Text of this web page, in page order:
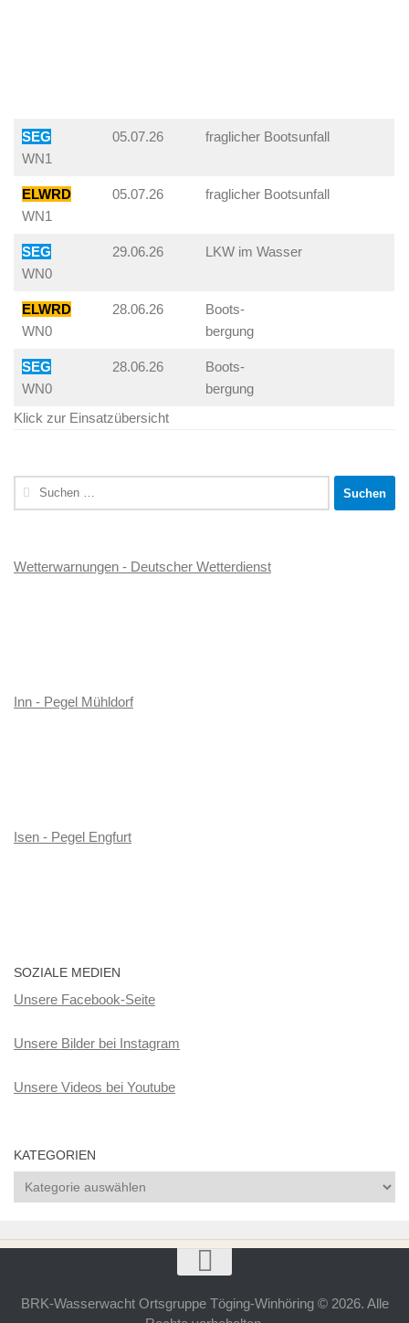
SEG
WN1
05.07.26 fraglicher Bootsunfall
ELWRD
WN1
05.07.26 fraglicher Bootsunfall
SEG
WN0
29.06.26 LKW im Wasser
ELWRD
WN0
28.06.26
Boots-
bergung
SEG
WN0
28.06.26
Boots-
bergung
Klick zur Einsatzübersicht
Suchen
nach:
Wetterwarnungen - Deutscher Wetterdienst
Inn - Pegel Mühldorf
Isen - Pegel Engfurt
SOZIALE MEDIEN
Unsere Facebook-Seite
Unsere Bilder bei Instagram
Unsere Videos bei Youtube
KATEGORIEN
Kategorien
BRK-Wasserwacht Ortsgruppe Töging-Winhöring © 2026. Alle